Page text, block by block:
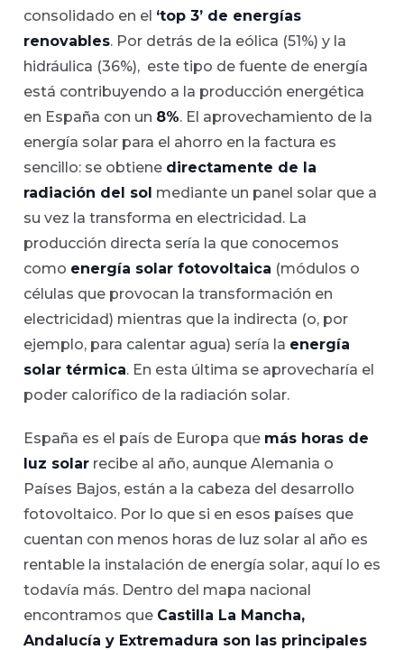
consolidado en el ‘top 3’ de energías
renovables. Por detrás de la eólica (51%) y la
hidráulica (36%), este tipo de fuente de energía
está contribuyendo a la producción energética
en España con un 8%. El aprovechamiento de la
energía solar para el ahorro en la factura es
sencillo: se obtiene directamente de la
radiación del sol mediante un panel solar que a
su vez la transforma en electricidad. La
producción directa sería la que conocemos
como energía solar fotovoltaica (módulos o
células que provocan la transformación en
electricidad) mientras que la indirecta (o, por
ejemplo, para calentar agua) sería la energía
solar térmica. En esta última se aprovecharía el
poder calorífico de la radiación solar.
España es el país de Europa que más horas de
luz solarrecibe al año, aunque Alemania o
Países Bajos, están a la cabeza del desarrollo
fotovoltaico. Por lo que si en esos países que
cuentan con menos horas de luz solar al año es
rentable la instalación de energía solar, aquí lo es
todavía más. Dentro del mapa nacional
encontramos que Castilla La Mancha,
Andalucía y Extremadura son las principales